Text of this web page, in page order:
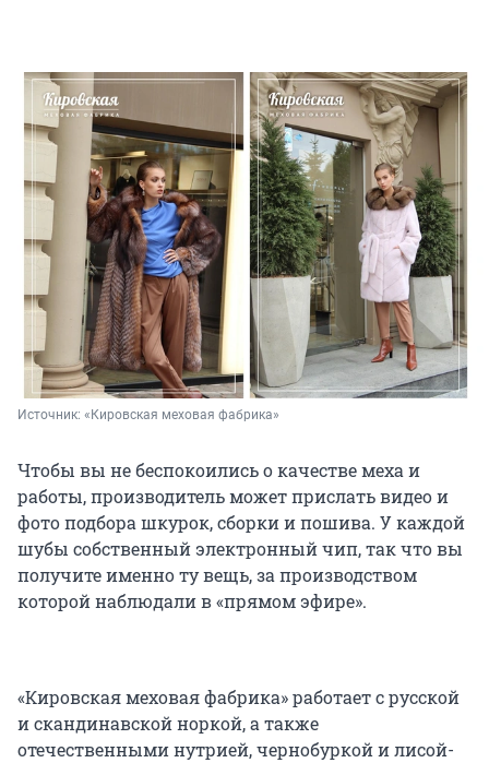
Источник: «Кировская меховая фабрика»
Чтобы вы не беспокоились о качестве меха и
работы, производитель может прислать видео и
фото подбора шкурок, сборки и пошива. У каждой
шубы собственный электронный чип, так что вы
получите именно ту вещь, за производством
которой наблюдали в «прямом эфире».
«Кировская меховая фабрика» работает с русской
и скандинавской норкой, а также
отечественными нутрией, чернобуркой и лисой-